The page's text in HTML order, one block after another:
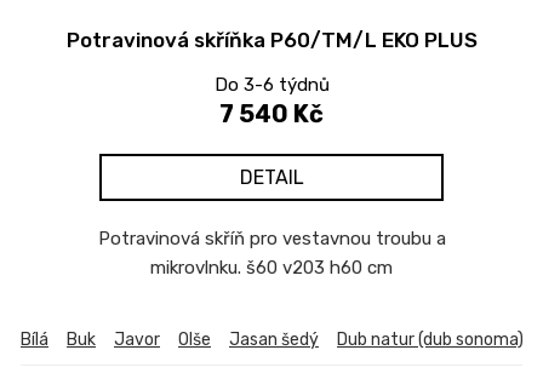
Potravinová skříňka P60/TM/L EKO PLUS
Do 3-6 týdnů
7 540 Kč
DETAIL
Potravinová skříň pro vestavnou troubu a
mikrovlnku. š60 v203 h60 cm
Bílá Buk Javor Olše Jasan šedý Dub natur (dub sonoma)